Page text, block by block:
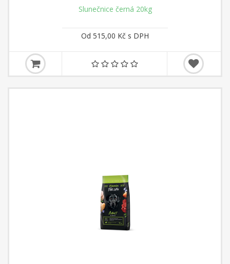
Slunečnice černá 20kg
Od 515,00 Kč s DPH